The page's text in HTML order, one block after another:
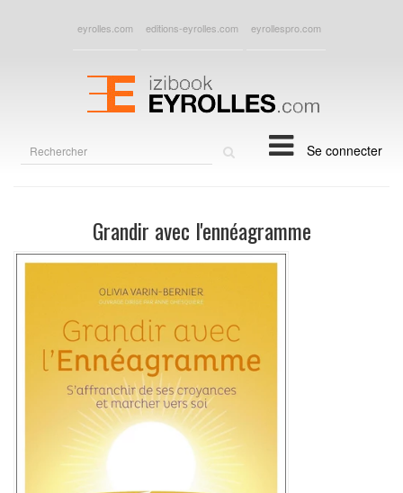
eyrolles.com editions-eyrolles.com eyrollespro.com
Se connecter
Grandir avec l'ennéagramme